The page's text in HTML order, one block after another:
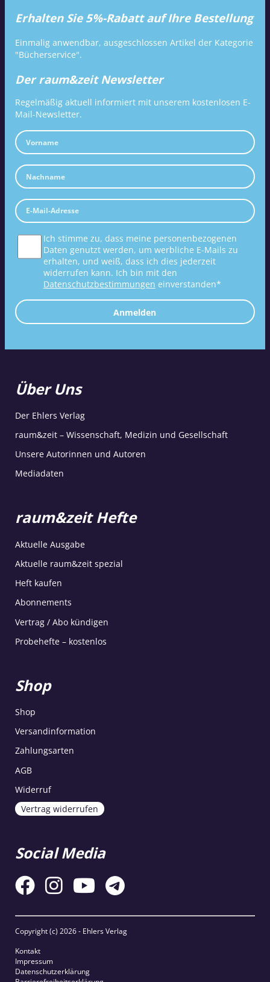
Erhalten Sie 5%-Rabatt auf Ihre Bestellung
Einmalig anwendbar, ausgeschlossen Artikel der Kategorie
"Bücherservice".
Der raum&zeit Newsletter
Regelmäßig aktuell informiert mit unserem kostenlosen E-
Mail-Newsletter.
Ich stimme zu, dass meine personenbezogenen
Daten genutzt werden, um werbliche E-Mails zu
erhalten, und weiß, dass ich dies jederzeit
widerrufen kann. Ich bin mit den
Datenschutzbestimmungen einverstanden*
Anmelden
Über Uns
Der Ehlers Verlag
raum&zeit – Wissenschaft, Medizin und Gesellschaft
Unsere Autorinnen und Autoren
Mediadaten
raum&zeit Hefte
Aktuelle Ausgabe
Aktuelle raum&zeit spezial
Heft kaufen
Abonnements
Vertrag / Abo kündigen
Probehefte – kostenlos
Shop
Shop
Versandinformation
Zahlungsarten
AGB
Widerruf
Vertrag widerrufen
Social Media
Copyright (c) 2026 - Ehlers Verlag
Kontakt
Impressum
Datenschutzerklärung